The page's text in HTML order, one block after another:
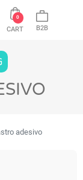
CART
0
B2B
adesivo